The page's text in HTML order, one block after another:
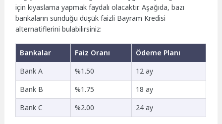
için kıyaslama yapmak faydalı olacaktır. Aşağıda, bazı
bankaların sunduğu düşük faizli Bayram Kredisi
alternatiflerini bulabilirsiniz:
Bankalar Faiz Oranı
Ödeme Planı
Bank A
%1.50
12 ay
Bank B
%1.75
18 ay
Bank C
%2.00 24 ay